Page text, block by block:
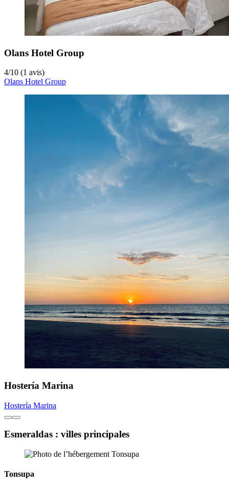
Olans Hotel Group
4/10 (1 avis)
Olans Hotel Group
Hostería Marina
Hostería Marina
Esmeraldas : villes principales
Tonsupa